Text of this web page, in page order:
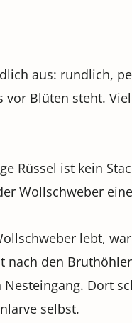
aus: rundlich,
Blüten steht.
Rüssel ist kein
Wollschweber
lebt,
nach den
Dort
selbst.